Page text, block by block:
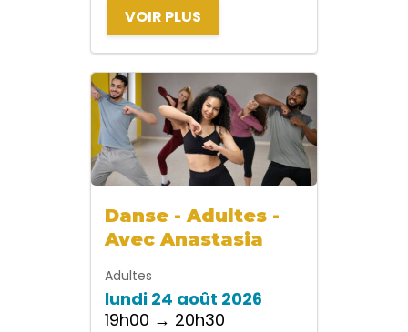
VOIR PLUS
Danse - Adultes -
Avec Anastasia
Adultes
lundi 24 août 2026
19h00 → 20h30